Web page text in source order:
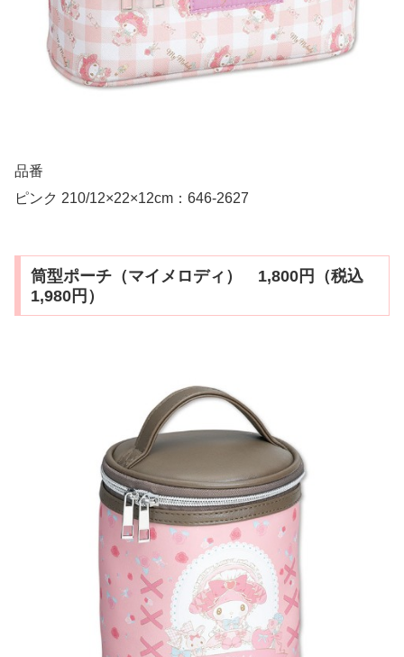
品番
ピンク 210/12×22×12cm：646-2627
筒型ポーチ（マイメロディ） 1,800円（税込
1,980円）